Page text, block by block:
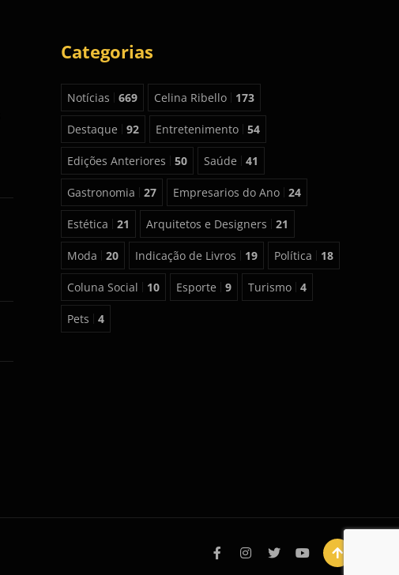
Categorias
Notícias 669 Celina Ribello 173
Destaque 92 Entretenimento 54
Edições Anteriores 50 Saúde 41
Gastronomia 27 Empresarios do Ano 24
Estética 21 Arquitetos e Designers 21
Moda 20 Indicação de Livros 19 Política 18
Coluna Social 10 Esporte 9 Turismo 4
Pets 4